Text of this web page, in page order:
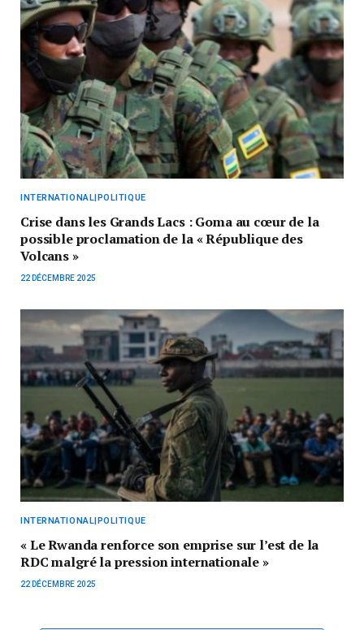
INTERNATIONAL|POLITIQUE
Crise dans les Grands Lacs : Goma au cœur de la
possible proclamation de la « République des
Volcans »
22 DÉCEMBRE 2025
INTERNATIONAL|POLITIQUE
« Le Rwanda renforce son emprise sur l’est de la
RDC malgré la pression internationale »
22 DÉCEMBRE 2025